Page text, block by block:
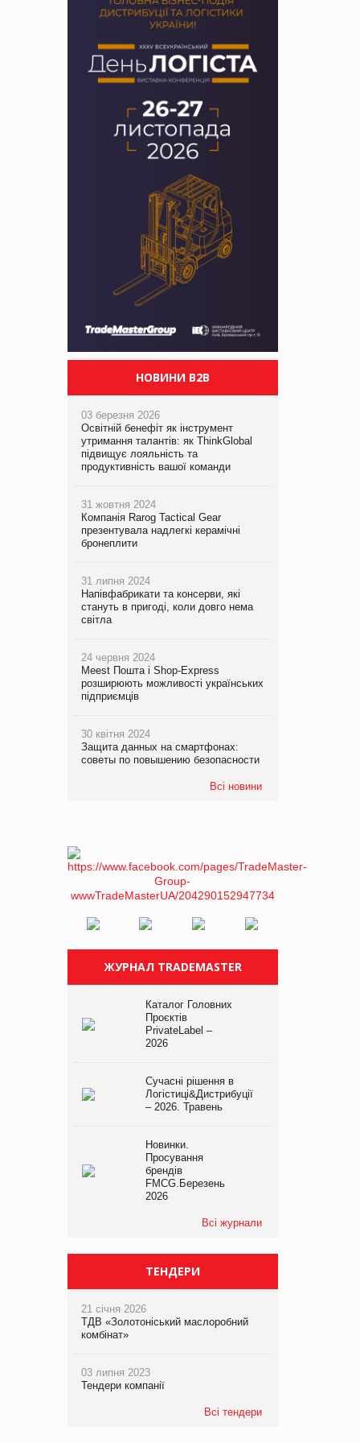
НОВИНИ B2B
03 березня 2026
Освітній бенефіт як інструмент
утримання талантів: як ThinkGlobal
підвищує лояльність та
продуктивність вашої команди
31 жовтня 2024
Компанія Rarog Tactical Gear
презентувала надлегкі керамічні
бронеплити
31 липня 2024
Напівфабрикати та консерви, які
стануть в пригоді, коли довго нема
світла
24 червня 2024
Meest Пошта і Shop-Express
розширюють можливості українських
підприємців
30 квітня 2024
Защита данных на смартфонах:
советы по повышению безопасности
Всі новини
ЖУРНАЛ TRADEMASTER
Каталог Головних
Проєктів
PrivateLabel –
2026
Сучасні рішення в
Логістиці&Дистрибуції
– 2026. Травень
Новинки.
Просування
брендів
FMCG.Березень
2026
Всі журнали
ТЕНДЕРИ
21 січня 2026
ТДВ «Золотоніський маслоробний
комбінат»
03 липня 2023
Тендери компанії
Всі тендери